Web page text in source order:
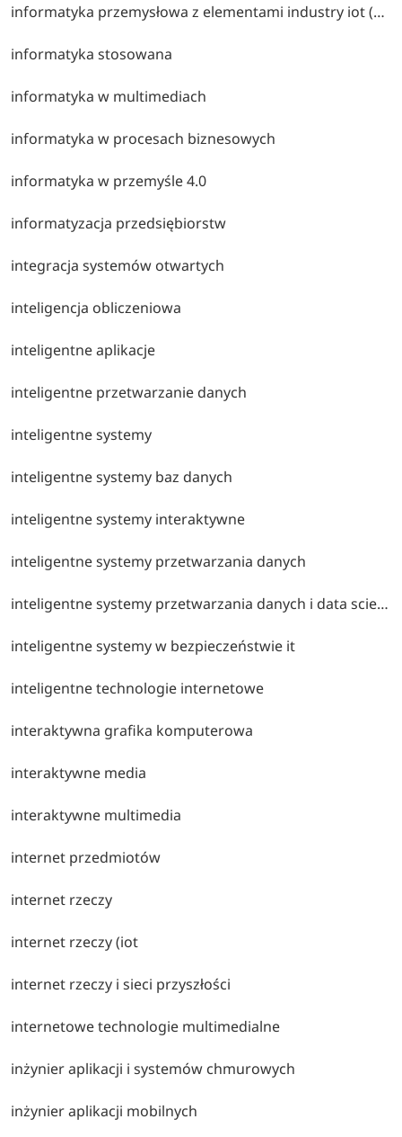
informatyka przemysłowa z elementami industry iot (studia inzynierskie) – automatyka przemysłowa, internet rzeczy, systemy wbudowane oraz cyfryzacja procesów produkcyjnych.
informatyka stosowana
informatyka w multimediach
informatyka w procesach biznesowych
informatyka w przemyśle 4.0
informatyzacja przedsiębiorstw
integracja systemów otwartych
inteligencja obliczeniowa
inteligentne aplikacje
inteligentne przetwarzanie danych
inteligentne systemy
inteligentne systemy baz danych
inteligentne systemy interaktywne
inteligentne systemy przetwarzania danych
inteligentne systemy przetwarzania danych i data science
inteligentne systemy w bezpieczeństwie it
inteligentne technologie internetowe
interaktywna grafika komputerowa
interaktywne media
interaktywne multimedia
internet przedmiotów
internet rzeczy
internet rzeczy (iot
internet rzeczy i sieci przyszłości
internetowe technologie multimedialne
inżynier aplikacji i systemów chmurowych
inżynier aplikacji mobilnych